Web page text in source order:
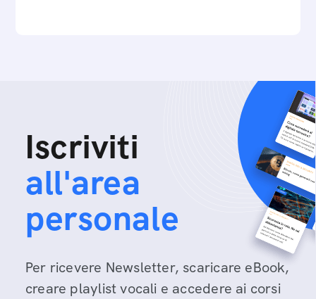
Iscriviti
all'area
personale
Per ricevere Newsletter, scaricare eBook,
creare playlist vocali e accedere ai corsi